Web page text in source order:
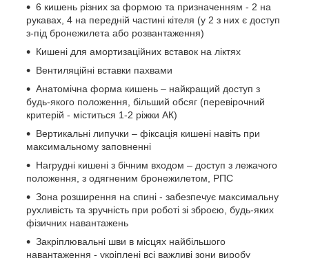
6 кишень різних за формою та призначенням - 2 на
рукавах, 4 на передній частині кітеля (у 2 з них є доступ
з-під бронежилета або розвантаження)
Кишені для амортизаційних вставок на ліктях
Вентиляційні вставки пахвами
Анатомічна форма кишень – найкращий доступ з
будь-якого положення, більший обсяг (перевірочний
критерій - міститься 1-2 ріжки АК)
Вертикальні липучки – фіксація кишені навіть при
максимальному заповненні
Нагрудні кишені з бічним входом – доступ з лежачого
положення, з одягненим бронежилетом, РПС
Зона розширення на спині - забезпечує максимальну
рухливість та зручність при роботі зі зброєю, будь-яких
фізичних навантажень
Закріплювальні шви в місцях найбільшого
навантаження - укріплені всі важливі зони виробу